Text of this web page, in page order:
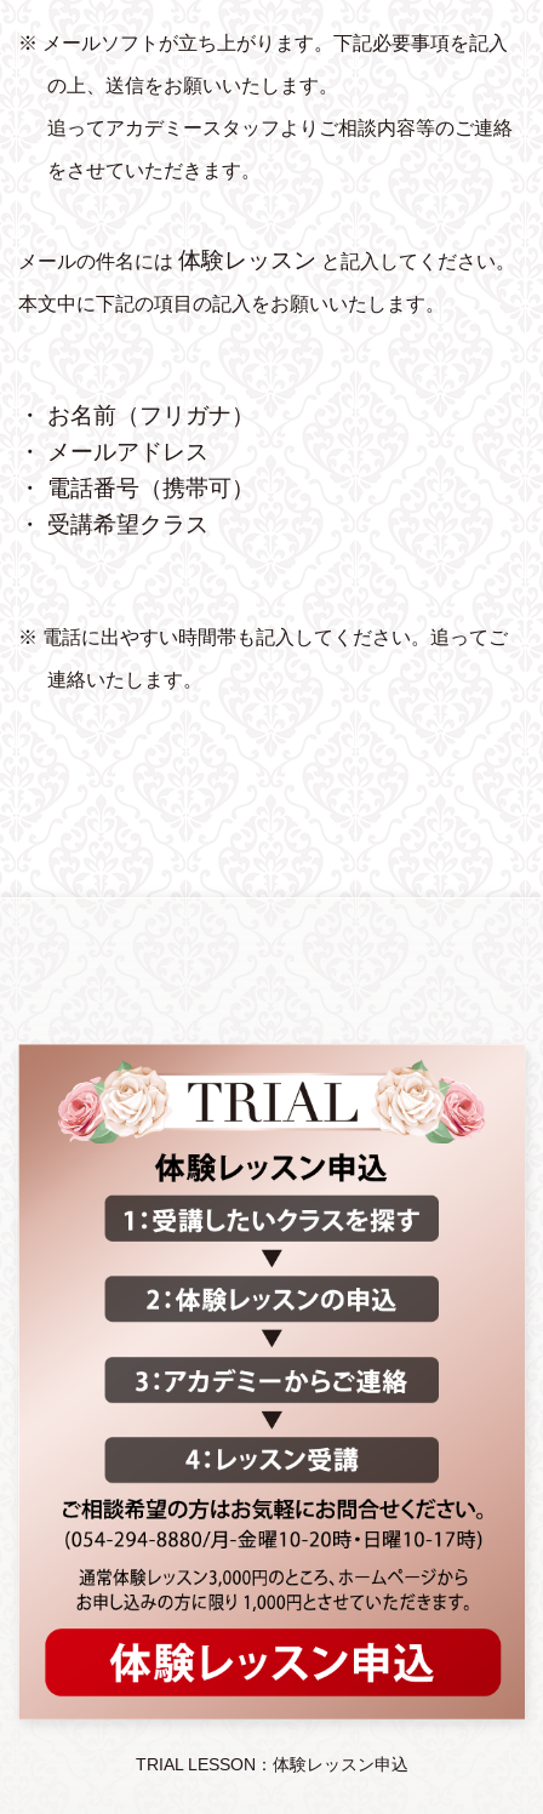
※ メールソフトが立ち上がります。下記必要事項を記入
の上、送信をお願いいたします。
追ってアカデミースタッフよりご相談内容等のご連絡
をさせていただきます。
メールの件名には 体験レッスン と記入してください。
本文中に下記の項目の記入をお願いいたします。
・ お名前（フリガナ）
・ メールアドレス
・ 電話番号（携帯可）
・ 受講希望クラス
※ 電話に出やすい時間帯も記入してください。追ってご
連絡いたします。
TRIAL LESSON：体験レッスン申込